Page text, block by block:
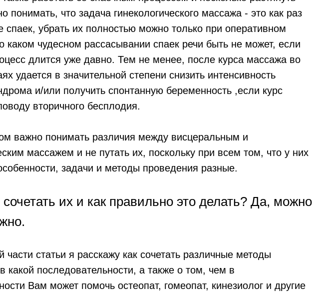
понимать, что задача гинекологического массажа - это как раз
спаек, убрать их полностью можно только при оперативном
каком чудесном рассасывании спаек речи быть не может, если
длится уже давно. Тем не менее, после курса массажа во
удается в значительной степени снизить интенсивность
и/или получить спонтанную беременность ,если курс
вторичного бесплодия.
важно понимать различия между висцеральным и
массажем и не путать их, поскольку при всем том, что у них
задачи и методы проведения разные.
их и как правильно это делать? Да, можно
статьи я расскажу как сочетать различные методы
какой последовательности, а также о том, чем в
Вам может помочь остеопат, гомеопат, кинезиолог и другие